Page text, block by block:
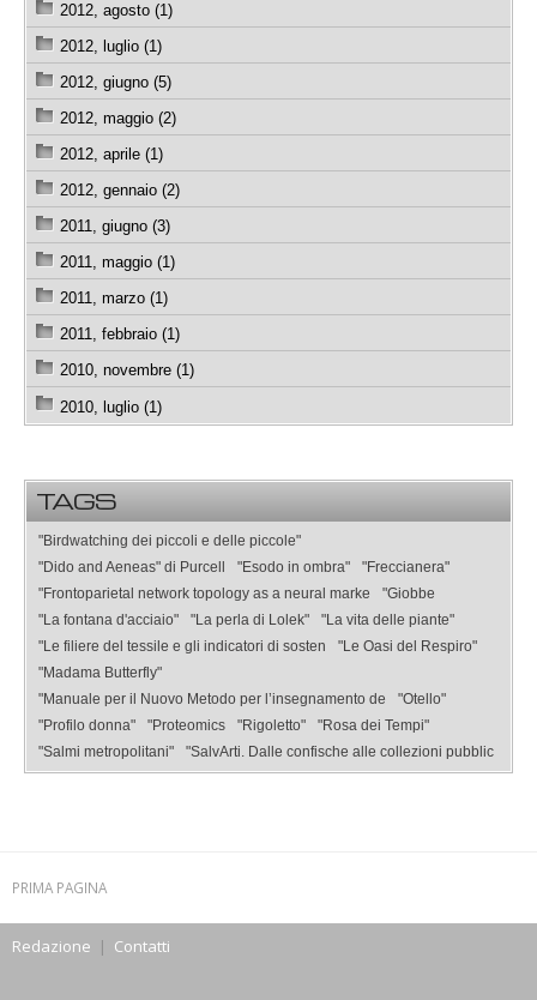
2012, agosto (1)
2012, luglio (1)
2012, giugno (5)
2012, maggio (2)
2012, aprile (1)
2012, gennaio (2)
2011, giugno (3)
2011, maggio (1)
2011, marzo (1)
2011, febbraio (1)
2010, novembre (1)
2010, luglio (1)
TAGS
"Birdwatching dei piccoli e delle piccole"
"Dido and Aeneas" di Purcell
"Esodo in ombra"
"Freccianera"
"Frontoparietal network topology as a neural marke
"Giobbe
"La fontana d'acciaio"
"La perla di Lolek"
"La vita delle piante"
"Le filiere del tessile e gli indicatori di sosten
"Le Oasi del Respiro"
"Madama Butterfly"
"Manuale per il Nuovo Metodo per l’insegnamento de
"Otello"
"Profilo donna"
"Proteomics "Rigoletto"
"Rosa dei Tempi"
"Salmi metropolitani"
"SalvArti. Dalle confische alle collezioni pubblic
PRIMA PAGINA
Redazione | Contatti